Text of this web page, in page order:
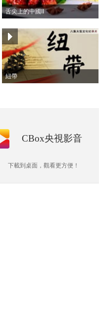
舌尖上的中國II
紐帶
CBox央視影音
下載到桌面，觀看更方便！